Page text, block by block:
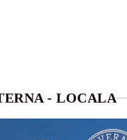
- LOCALA